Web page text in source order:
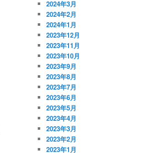
2024年3月
2024年2月
2024年1月
2023年12月
2023年11月
2023年10月
2023年9月
2023年8月
2023年7月
2023年6月
2023年5月
2023年4月
2023年3月
2023年2月
2023年1月